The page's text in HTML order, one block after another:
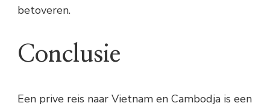
betoveren.
Conclusie
Een prive reis naar Vietnam en Cambodja is een